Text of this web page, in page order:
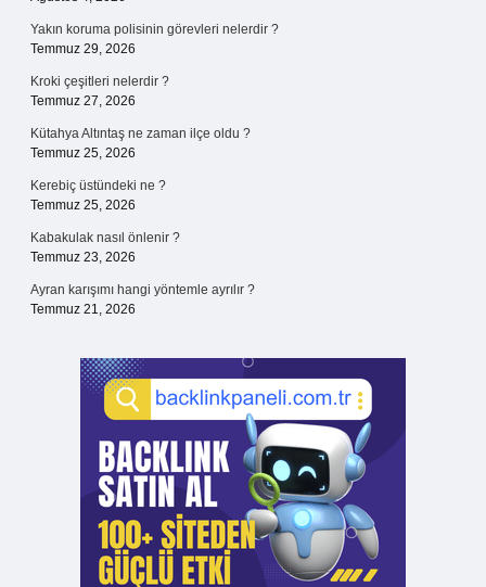
Yakın koruma polisinin görevleri nelerdir ?
Temmuz 29, 2026
Kroki çeşitleri nelerdir ?
Temmuz 27, 2026
Kütahya Altıntaş ne zaman ilçe oldu ?
Temmuz 25, 2026
Kerebiç üstündeki ne ?
Temmuz 25, 2026
Kabakulak nasıl önlenir ?
Temmuz 23, 2026
Ayran karışımı hangi yöntemle ayrılır ?
Temmuz 21, 2026